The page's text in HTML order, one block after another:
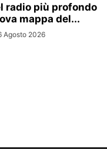
radio più profondo
mappa del...
Agosto 2026